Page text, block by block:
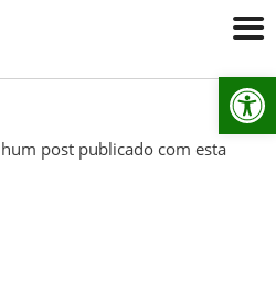
post publicado com esta